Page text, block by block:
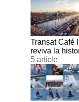
Transat Café
reviva la
5 article